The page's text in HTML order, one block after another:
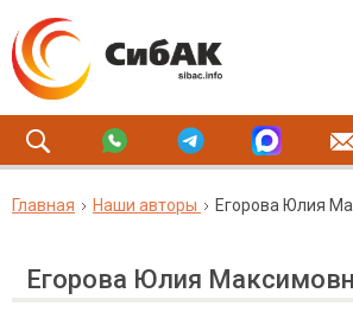
Главная Наши авторы Егорова Юлия
Егорова Юлия